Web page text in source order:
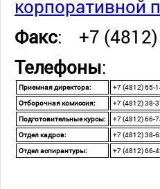
корпоративной
Факс: +7 (4812)
Телефоны:
Приемная директора:
+7 (4812) 65-
Отборочная комиссия:
+7 (4812) 38-
Подготовительные курсы:
+7 (4812) 66-
Отдел кадров:
+7 (4812) 38-
Отдел аспирантуры:
+7 (4812) 66-